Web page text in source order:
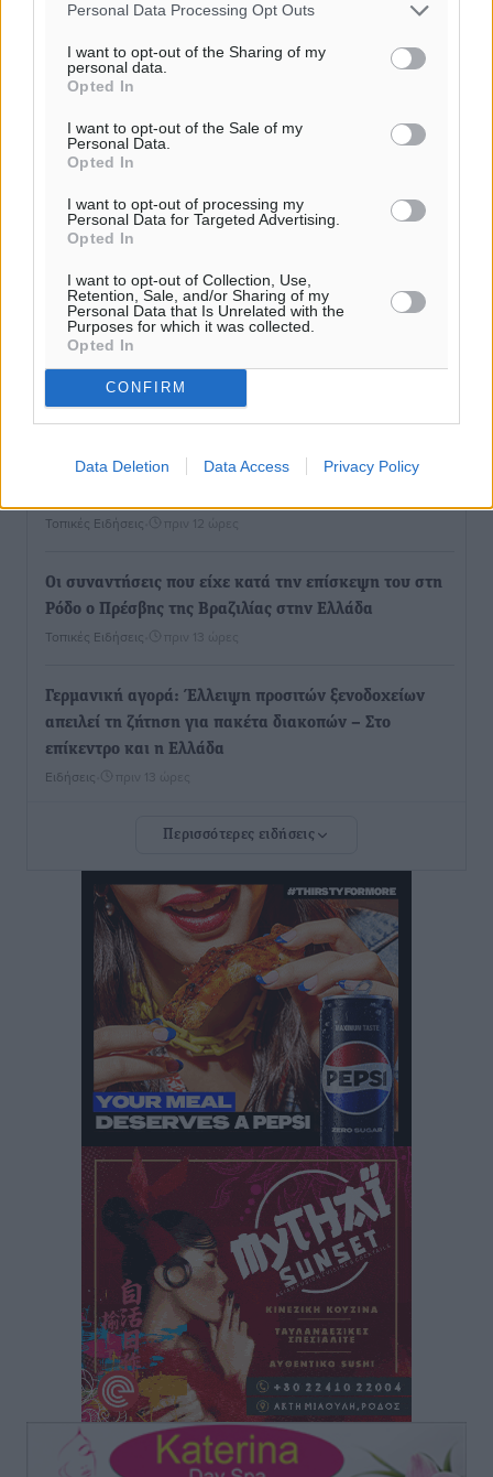
Personal Data Processing Opt Outs
I want to opt-out of the Sharing of my
personal data.
Opted In
I want to opt-out of the Sale of my
Personal Data.
Opted In
I want to opt-out of processing my
Personal Data for Targeted Advertising.
Opted In
I want to opt-out of Collection, Use,
Retention, Sale, and/or Sharing of my
Personal Data that Is Unrelated with the
Purposes for which it was collected.
Opted In
CONFIRM
Data Deletion Data Access Privacy Policy
θαλάσσια περιοχή Κάσου και Καρπάθου
Τοπικές Ειδήσεις
Παρουσίαση βιβλίου του Α. Χατζημιχαήλ – Τιμητική
εκδήλωση για τους αυτοδιοικητικούς της Κω
Εγκρίθηκε η ηλεκτρική διασύνδεση Ρόδου και Κω
μέσω υποβρύχιων καλωδίων με την ηπειρωτική
Τοπικές Ειδήσεις• πριν 12 ώρες
Νέο ανακαινισμένο δημοτικό τουριστικό γραφείο
Τοπικές Ειδήσεις πριν 12 ώρες
Οι συναντήσεις που είχε κατά την επίσκεψη του στη
Ρόδο ο Πρέσβης της Βραζιλίας στην Ελλάδα
Τοπικές Ειδήσεις πριν 13 ώρες
Γερμανική αγορά: Έλλειψη προσιτών ξενοδοχείων
απειλεί τη ζήτηση για πακέτα διακοπών – Στο
επίκεντρο και η Ελλάδα
Ειδήσεις πριν 13 ώρες
Νέο ξενοδοχείο στη Ρόδο για την H Hotels –
στην Κω
Τοπικές Ειδήσεις πριν 13 ώρες
Αυτοκίνητο μπήκε παράνομα σε μονόδρομο στο
Μαστιχάρι – Αναποδογύρισε όχημα με μητέρα και
5χρονο παιδί
Τοπικές Ειδήσεις• πριν 13 ώρες
“Η Ευρώπη αντιμετώπιζε το προσφυγικό σαν ταινία
τρόμου” – Η συγκλονιστική μαρτυρία της Χαρούλας
Γιασιράνη στον RV για τα γεγονότα που οδήγησαν στο
Σύμφωνο της Λέρου
Τοπικές Ειδήσεις • πριν 13 ώρες
Συναυλία με τον Γιάννη Κότσιρα στις 21 Αυγούστου
Πολιτιστικά• πριν 13 ώρες
Έκτακτη συνεδρίαση της Δημοτικής Επιτροπής Ρόδου
αύριο Παρασκευή 7 Αυγούστου
Τοπικές Ειδήσεις• πριν 13 ώρες
Περισσότερες ειδήσεις